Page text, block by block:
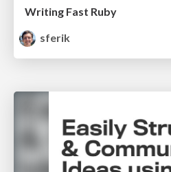
Writing Fast Ruby
sferik